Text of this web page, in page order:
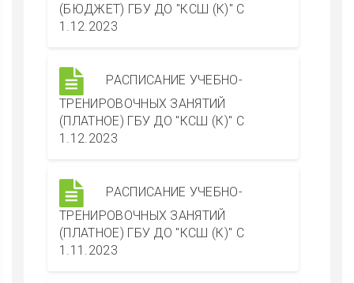
(БЮДЖЕТ) ГБУ ДО "КСШ (К)" С
1.12.2023
РАСПИСАНИЕ УЧЕБНО-
ТРЕНИРОВОЧНЫХ ЗАНЯТИЙ
(ПЛАТНОЕ) ГБУ ДО "КСШ (К)" С
1.12.2023
РАСПИСАНИЕ УЧЕБНО-
ТРЕНИРОВОЧНЫХ ЗАНЯТИЙ
(ПЛАТНОЕ) ГБУ ДО "КСШ (К)" С
1.11.2023